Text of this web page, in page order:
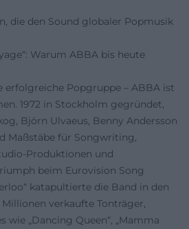
die den Sound globaler Popmusik
Warum ABBA bis heute
erfolgreiche Popgruppe – ABBA ist
1972 in Stockholm gegründet,
Björn Ulvaeus, Benny Andersson
Maßstäbe für Songwriting,
Produktionen und
beim Eurovision Song
katapultierte die Band in den
verkaufte Tonträger,
wie „Dancing Queen“, „Mamma